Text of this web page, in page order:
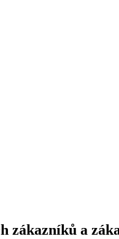
zákazníků a